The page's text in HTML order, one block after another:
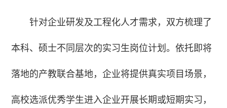
针对企业研发及工程化人才需求，双方梳理了
本科、硕士不同层次的实习生岗位计划。依托即将
落地的产教联合基地，企业将提供真实项目场景，
高校选派优秀学生进入企业开展长期或短期实习，